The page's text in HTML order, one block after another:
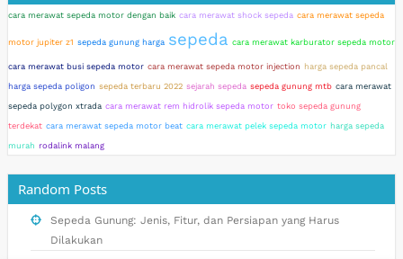
cara merawat sepeda motor dengan baik cara merawat shock sepeda cara merawat sepeda
motor jupiter z1 sepeda gunung harga sepeda cara merawat karburator sepeda motor
cara merawat busi sepeda motor cara merawat sepeda motor injection harga sepeda pancal
harga sepeda poligon sepeda terbaru 2022 sejarah sepeda sepeda gunung mtb cara merawat
sepeda polygon xtrada cara merawat rem hidrolik sepeda motor toko sepeda gunung
terdekat cara merawat sepeda motor beat cara merawat pelek sepeda motor harga sepeda
murah rodalink malang
Random Posts
Sepeda Gunung: Jenis, Fitur, dan Persiapan yang Harus
Dilakukan